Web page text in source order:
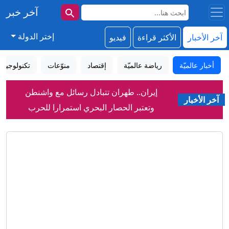
آخر خبر
آخر الأخبار الأكثر قراءة فيديو إختر الدولة
أخبار عالميّة رياضة عالميّة إقتصاد منوّعات تكنولوجيا
آخر الأخبار
إيران.. طهران تتبادل رسائل مع واشنطن
وتعتبر الحصار البحري استمرارا للحرب
ما التوقعات بعد رفض نتنياهو خطة ترامب
للسلام في غزة؟
"سنتكوم": استمرار انتشار أكثر من 20